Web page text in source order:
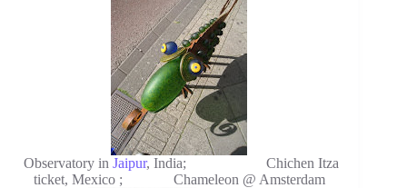
Observatory in Jaipur, India; Chichen Itza
ticket, Mexico ; Chameleon @ Amsterdam